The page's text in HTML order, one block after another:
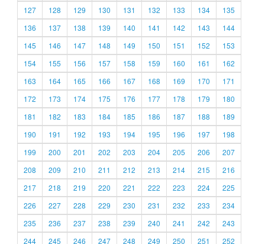
127
128 129 130 131 132 133 134
135
136
137 138 139 140 141 142 143
144
145
146 147 148 149 150 151 152
153
154
155 156 157 158 159 160 161
162
163
164 165 166 167 168 169 170
171
172
173 174 175 176 177 178 179
180
181
182 183 184 185 186 187 188
189
190
191 192 193 194 195 196 197
198
199
200 201 202 203 204 205 206
207
208
209 210 211 212 213 214 215
216
217
218 219 220 221 222 223 224
225
226
227 228 229 230 231 232 233
234
235
236 237 238 239 240 241 242
243
244
245 246 247 248 249 250 251 252